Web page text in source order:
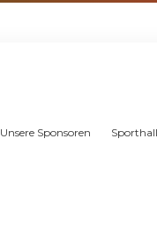
Unsere Sponsoren